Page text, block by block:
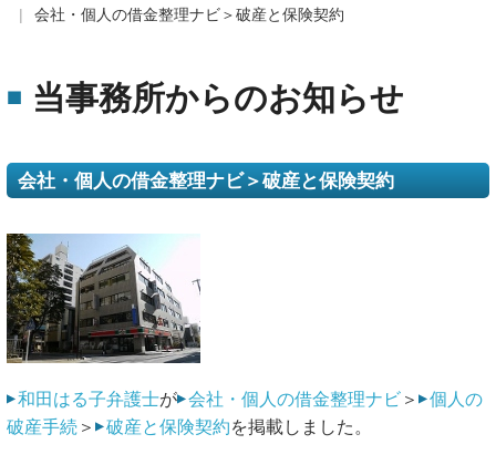
企業再生·個人借金
会社・個人の借金整理ナビ＞破産と保険契約
当事務所からのお知らせ
会社・個人の借金整理ナビ＞破産と保険契約
和田はる子弁護士が 会社・個人の借金整理ナビ ＞
個人の
破産手続 ＞ 破産と保険契約を掲載しました。